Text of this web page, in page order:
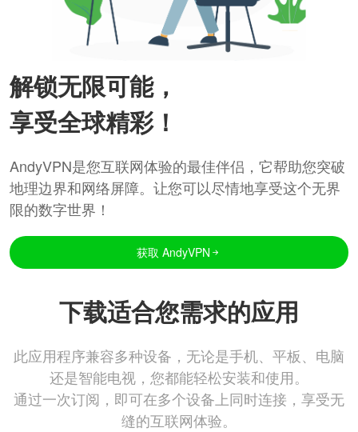
解锁无限可能，
享受全球精彩！
AndyVPN是您互联网体验的最佳伴侣，它帮助您突破
地理边界和网络屏障。让您可以尽情地享受这个无界
限的数字世界！
获取 AndyVPN
下载适合您需求的应用
此应用程序兼容多种设备，无论是手机、平板、电脑
还是智能电视，您都能轻松安装和使用。
通过一次订阅，即可在多个设备上同时连接，享受无
缝的互联网体验。